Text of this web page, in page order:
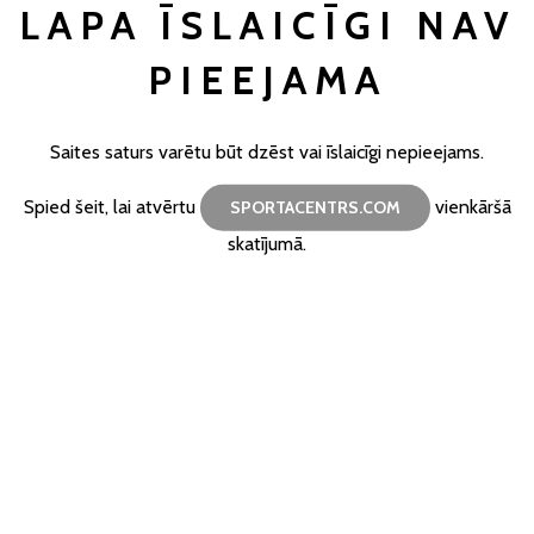
LAPA ĪSLAICĪGI NAV
PIEEJAMA
Saites saturs varētu būt dzēst vai īslaicīgi nepieejams.
Spied šeit, lai atvērtu SPORTACENTRS.COM
vienkāršā
skatījumā.